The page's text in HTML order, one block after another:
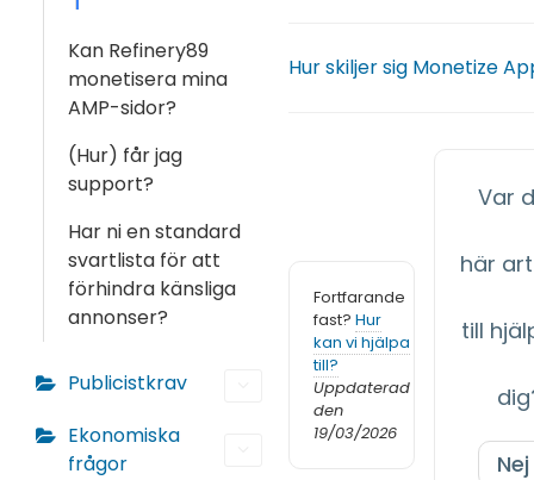
Kan Refinery89
monetisera mina
AMP-sidor?
(Hur) får jag
support?
Har ni en standard
svartlista för att
förhindra känsliga
annonser?
Publicistkrav
Ekonomiska
frågor
Hur skiljer sig Monetize
Fortfarande
fast? Hur
kan vi hjälpa
till?
Uppdaterad
den
19/03/2026
Var
här
till
Nej